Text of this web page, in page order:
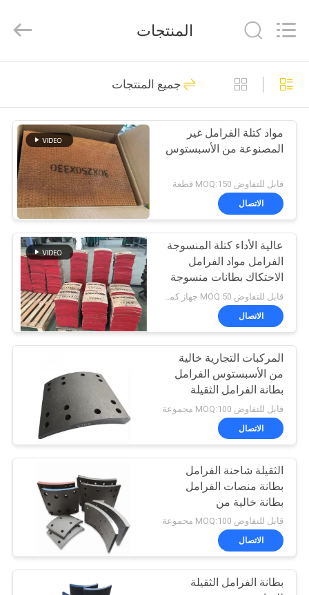
مسكن
منتجات
معلومات
جولة
المعمل
مراقبة
الجودة
اتصل
اطلب
اقتباس
خريطة
الموقع
Reserved.
لفة بطانة الفرامل
32
بطانة لفة الفرامل
23
لفة بطانة الفرامل
المنسوجة
25
مادة كتلة الفرامل
34
المنتجات
جميع المنتجات
مواد كتلة الفرامل غير
المصنوعة من الأسبستوس
قابل للتفاوض MOQ:150 قطعة
الاتصال
عالية الأداء كتلة المنسوجة
الفرامل مواد الفرامل
الاحتكاك بطانات منسوجة
وسادة الفرامل
الاتصال
المركبات التجارية خالية
من الأسبستوس الفرامل
بطانة الفرامل الثقيلة
شاحنة الفرامل بطانة
قابل للتفاوض MOQ:100 مجموعة
الاتصال
الثقيلة شاحنة الفرامل
بطانة منصات الفرامل
بطانة خالية من
الأسبستوس المركبات
التجارية
قابل للتفاوض MOQ:100 مجموعة
الاتصال
بطانة الفرامل الثقيلة